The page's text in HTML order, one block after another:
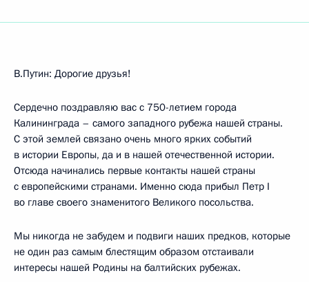
В.Путин: Дорогие друзья!
Сердечно поздравляю вас с 750-летием города
Калининграда – самого западного рубежа нашей страны.
С этой землей связано очень много ярких событий
в истории Европы, да и в нашей отечественной истории.
Отсюда начинались первые контакты нашей страны
с европейскими странами. Именно сюда прибыл Петр I
во главе своего знаменитого Великого посольства.
Мы никогда не забудем и подвиги наших предков, которые
не один раз самым блестящим образом отстаивали
интересы нашей Родины на балтийских рубежах.